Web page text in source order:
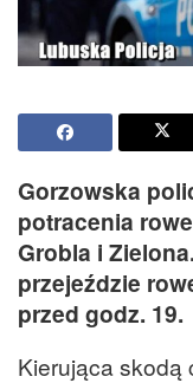
Gorzowska
potracenia
Grobla i
przejeździe
przed godz. 19.
Kierująca skodą